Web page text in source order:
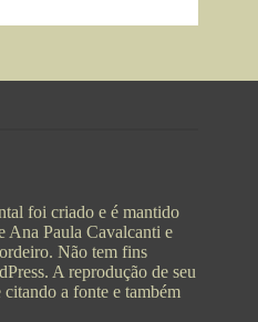
foi criado e é mantido
Ana Paula Cavalcanti e
Não tem fins
A reprodução de seu
a fonte e também